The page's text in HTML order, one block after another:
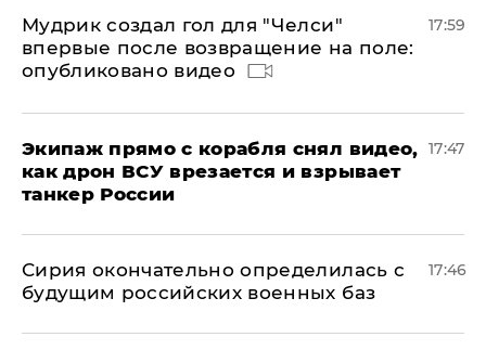
Мудрик создал гол для "Челси"
впервые после возвращение на поле:
опубликовано видео
17:59
Экипаж прямо с корабля снял видео,
как дрон ВСУ врезается и взрывает
танкер России
17:47
Сирия окончательно определилась с
будущим российских военных баз
17:46